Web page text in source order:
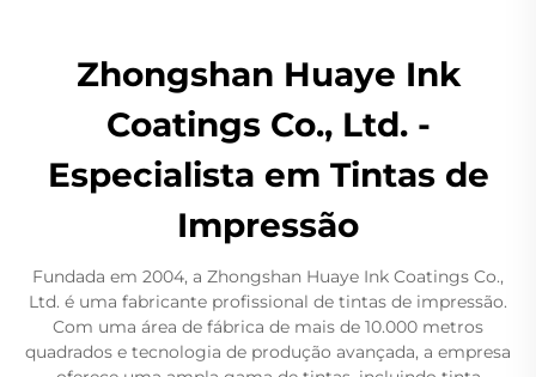
Zhongshan Huaye Ink
Coatings Co., Ltd. -
Especialista em Tintas de
Impressão
Fundada em 2004, a Zhongshan Huaye Ink Coatings Co.,
Ltd. é uma fabricante profissional de tintas de impressão.
Com uma área de fábrica de mais de 10.000 metros
quadrados e tecnologia de produção avançada, a empresa